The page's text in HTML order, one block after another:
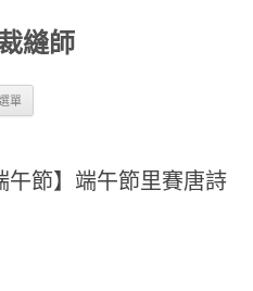
縫師
單
節】端午節里賽唐詩